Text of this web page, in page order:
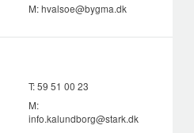
M:hvalsoe@bygma.dk
T:59 51 00 23
M:
info.kalundborg@stark.dk